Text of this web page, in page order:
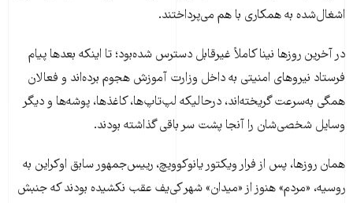
اشغال‌شده به همکاری با هم می‌پرداختند.
در آخرین روزها نینا کاملاً غیرقابل دسترس شده‌بود؛ تا اینکه بعدها پیام
فرستاد نیروهای امنیتی به داخل وزارت آموزش هجوم برده‌اند و فعالان
همگی به‌سرعت گریخته‌اند، درحالیکه لپ‌تاپ‌ها، کاغذها، پوشه‌ها و دیگر
وسایل شخصی‌شان را آنجا پشت سر باقی گذاشته ‌بودند.
همان روزها، پس از فرار ویکتور یانوکوویچ، رییس‌جمهور سابق اوکراین به
روسیه، «مردم» هنوز از «میدان» شهر کی‌یف عقب نکشیده بودند که جنبش